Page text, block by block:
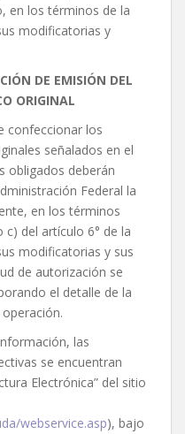
en los términos de la
modificatorias y
DE EMISIÓN DEL
ORIGINAL
confeccionar los
señalados en el
obligados deberán
Federal la
en los términos
del artículo 6° de la
modificatorias y sus
de autorización se
el detalle de la
las
se encuentran
Electrónica” del sitio
webservice.asp), bajo